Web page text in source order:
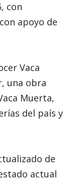
con
apoyo de
Vaca
una obra
Muerta,
del país y
de
actual